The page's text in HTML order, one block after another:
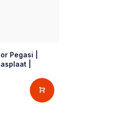
Pegasi |
|